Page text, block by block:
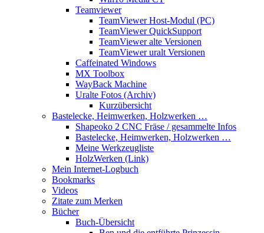
Teamviewer
TeamViewer Host-Modul (PC)
TeamViewer QuickSupport
TeamViewer alte Versionen
TeamViewer uralt Versionen
Caffeinated Windows
MX Toolbox
WayBack Machine
Uralte Fotos (Archiv)
Kurzübersicht
Bastelecke, Heimwerken, Holzwerken …
Shapeoko 2 CNC Fräse / gesammelte Infos
Bastelecke, Heimwerken, Holzwerken …
Meine Werkzeugliste
HolzWerken (Link)
Mein Internet-Logbuch
Bookmarks
Videos
Zitate zum Merken
Bücher
Buch-Übersicht